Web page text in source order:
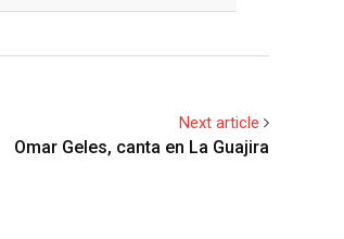
Next article
Omar Geles, canta en La Guajira